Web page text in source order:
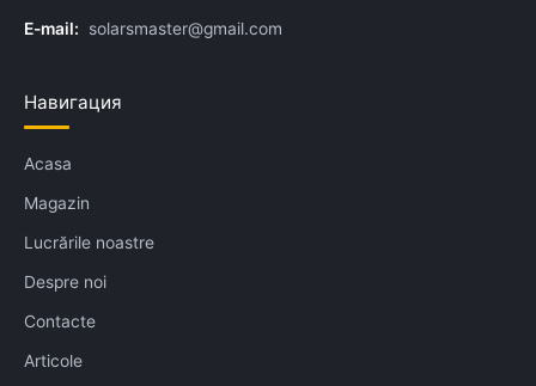
E-mail: solarsmaster@gmail.com
Навигация
Acasa
Magazin
Lucrările noastre
Despre noi
Contacte
Articole